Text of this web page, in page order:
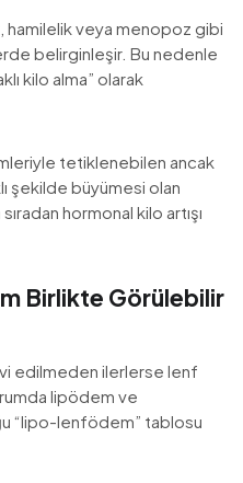
veya menopoz gibi
belirginleşir. Bu nedenle
kilo alma” olarak
tetiklenebilen ancak
şekilde büyümesi olan
hormonal kilo artışı
Birlikte Görülebilir
edilmeden ilerlerse lenf
lipödem ve
“lipo-lenfödem” tablosu